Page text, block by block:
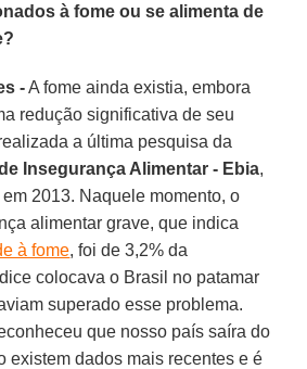
à fome ou se alimenta de
-A fome ainda existia, embora
redução significativa de seu
a última pesquisa da
Insegurança Alimentar - Ebia,
em 2013. Naquele momento, o
alimentar grave, que indica
à fome, foi de 3,2% da
colocava o Brasil no patamar
superado esse problema.
que nosso país saíra do
existem dados mais recentes e é